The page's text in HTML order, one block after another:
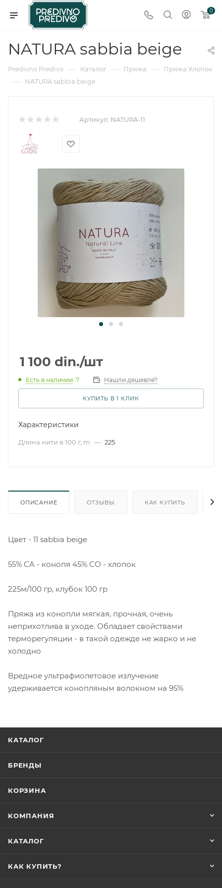
0
NATURA sabbia beige
Predivno Predivo — Каталог — Пряжа — Пряжа Хлопок
— NATURA sabbia beige
Артикул: NATURA-11
1 100 din./шт
Есть в наличии: 7 Нашли дешевле?
КУПИТЬ В 1 КЛИК
Характеристики
Длина нити в 100 г, m — 225
ОПИСАНИЕ ОТЗЫВЫ КАК КУПИТЬ
Цвет - 11 sabbia beige
55% CA - конопя 45% СО - хлопок
225м/100 гр, клубок 100 гр
Пряжа из конопли мягкая, прочная, очень
неприхотлива в уходе. Обладает свойствами
терморегуляции - в такой одежде не жарко и не
холодно
Вредное ультрафиолетовое излучение
удерживается конопляным волокном на 95%
КАТАЛОГ
БРЕНДЫ
КОРЗИНА
КОМПАНИЯ
КАТАЛОГ
КАК КУПИТЬ?